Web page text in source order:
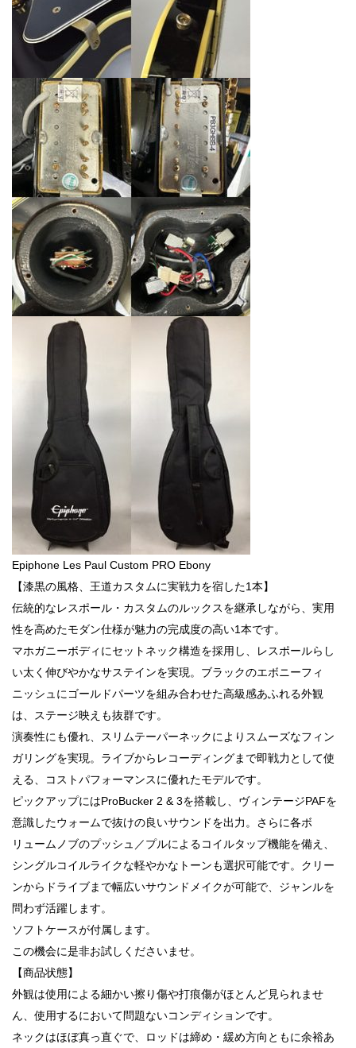
Epiphone Les Paul Custom PRO Ebony
【漆黒の風格、王道カスタムに実戦力を宿した1本】
伝統的なレスポール・カスタムのルックスを継承しながら、実用
性を高めたモダン仕様が魅力の完成度の高い1本です。
マホガニーボディにセットネック構造を採用し、レスポールらし
い太く伸びやかなサステインを実現。ブラックのエボニーフィ
ニッシュにゴールドパーツを組み合わせた高級感あふれる外観
は、ステージ映えも抜群です。
演奏性にも優れ、スリムテーパーネックによりスムーズなフィン
ガリングを実現。ライブからレコーディングまで即戦力として使
える、コストパフォーマンスに優れたモデルです。
ピックアップにはProBucker 2 & 3を搭載し、ヴィンテージPAFを
意識したウォームで抜けの良いサウンドを出力。さらに各ボ
リュームノブのプッシュ／プルによるコイルタップ機能を備え、
シングルコイルライクな軽やかなトーンも選択可能です。クリー
ンからドライブまで幅広いサウンドメイクが可能で、ジャンルを
問わず活躍します。
ソフトケースが付属します。
この機会に是非お試しくださいませ。
【商品状態】
外観は使用による細かい擦り傷や打痕傷がほとんど見られませ
ん、使用するにおいて問題ないコンディションです。
ネックはほぼ真っ直ぐで、ロッドは締め・緩め方向ともに余裕あ